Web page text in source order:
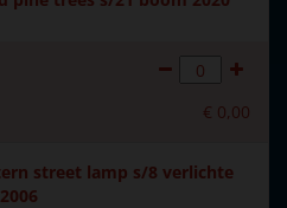
€ 0,00
street lamp s/8 verlichte